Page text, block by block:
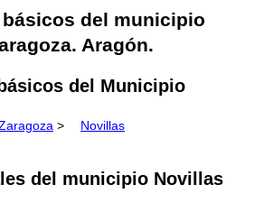
del municipio
Aragón.
del Municipio
> Novillas
del municipio Novillas